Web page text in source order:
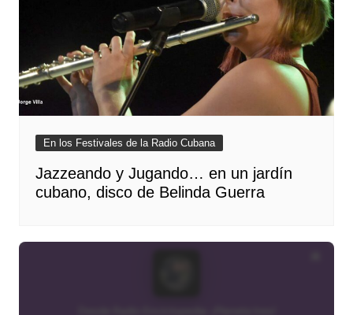
En los Festivales de la Radio Cubana
Jazzeando y Jugando… en un jardín
cubano, disco de Belinda Guerra